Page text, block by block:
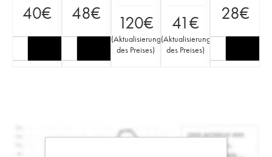
40€ 48€ 120€
(Aktualisierung
des Preises)
41€
(Aktualisierung
des Preises)
28€